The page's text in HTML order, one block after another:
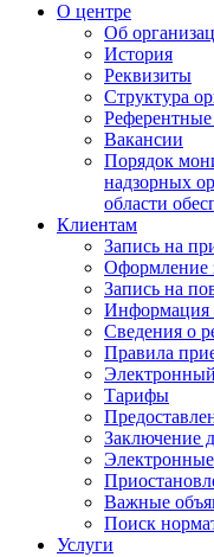
О центре
Об
История
Реквизиты
Структура
Вакансии
Порядок
надзорных
области
Клиентам
Запись на
Оформление
Запись на
Информация
Сведения о
Правила
Тарифы
Заключение
Важные
Поиск
Услуги